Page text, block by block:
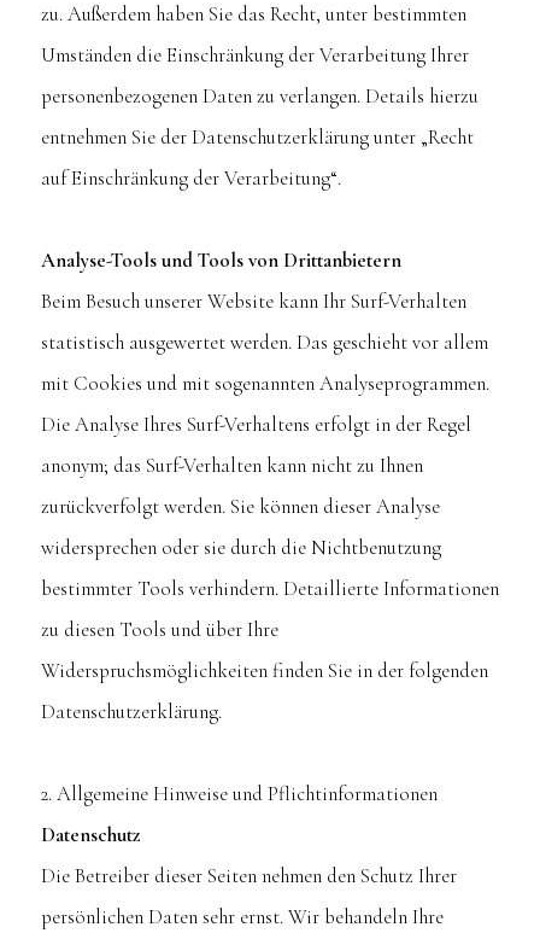
zu. Außerdem haben Sie das Recht, unter bestimmten
Umständen die Einschränkung der Verarbeitung Ihrer
personenbezogenen Daten zu verlangen. Details hierzu
entnehmen Sie der Datenschutzerklärung unter „Recht
auf Einschränkung der Verarbeitung“.
Analyse-Tools und Tools von Drittanbietern
Beim Besuch unserer Website kann Ihr Surf-Verhalten
statistisch ausgewertet werden. Das geschieht vor allem
mit Cookies und mit sogenannten Analyseprogrammen.
Die Analyse Ihres Surf-Verhaltens erfolgt in der Regel
anonym; das Surf-Verhalten kann nicht zu Ihnen
zurückverfolgt werden. Sie können dieser Analyse
widersprechen oder sie durch die Nichtbenutzung
bestimmter Tools verhindern. Detaillierte Informationen
zu diesen Tools und über Ihre
Widerspruchsmöglichkeiten finden Sie in der folgenden
Datenschutzerklärung.
2. Allgemeine Hinweise und Pflichtinformationen
Datenschutz
Die Betreiber dieser Seiten nehmen den Schutz Ihrer
persönlichen Daten sehr ernst. Wir behandeln Ihre